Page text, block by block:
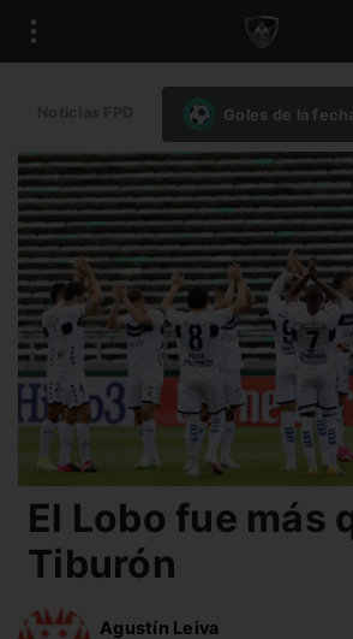
Goles de la
El Lobo fue más
Tiburón
Agustín Leiva